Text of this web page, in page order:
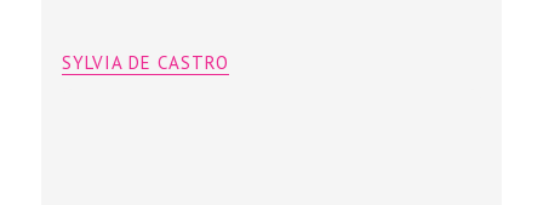
SYLVIA DE CASTRO